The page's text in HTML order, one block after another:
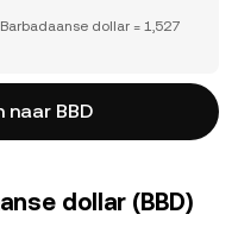
dollar = 1,527
naar BBD
dollar (BBD)